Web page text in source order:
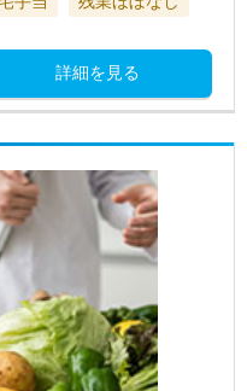
詳細を見る